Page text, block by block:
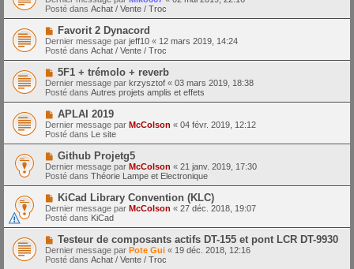
a
g
e
m
e
s
a
g
e
u
v
e
a
u
m
e
s
s
a
g
Posté dans Achat / Vente / Troc
N
o
u
v
e
a
u
m
e
s
s
a
g
e
Favorit 2 Dynacord
Dernier message par jeff10 « 12 mars 2019, 14:24
Posté dans Achat / Vente / Troc
N
o
u
v
a
u
m
e
s
s
a
g
e
5F1 + trémolo + reverb
Dernier message par krzysztof « 03 mars 2019, 18:38
Posté dans Autres projets amplis et effets
N
o
u
v
a
u
m
e
s
a
g
e
APLAI 2019
Dernier message par McColson « 04 févr. 2019, 12:12
Posté dans Le site
N
o
u
v
e
a
u
m
e
s
s
a
g
Github Projetg5
Dernier message par McColson « 21 janv. 2019, 17:30
Posté dans Théorie Lampe et Electronique
N
o
u
v
e
u
m
KiCad Library Convention (KLC)
Dernier message par McColson « 27 déc. 2018, 19:07
Posté dans KiCad
N
o
u
v
Testeur de composants actifs DT-155 et pont LCR DT-9930
Dernier message par Pote Gui « 19 déc. 2018, 12:16
Posté dans Achat / Vente / Troc